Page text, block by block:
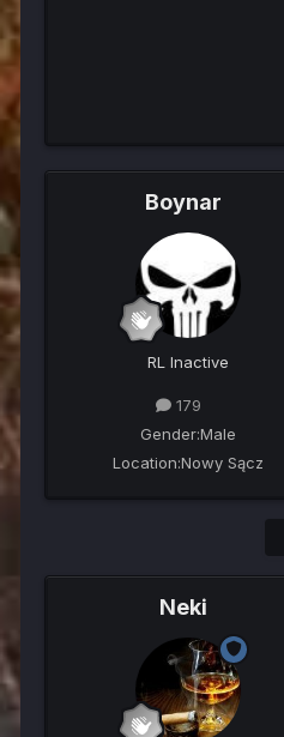
Boynar
RL Inactive
179
Gender:Male
Location:Nowy Sącz
Neki